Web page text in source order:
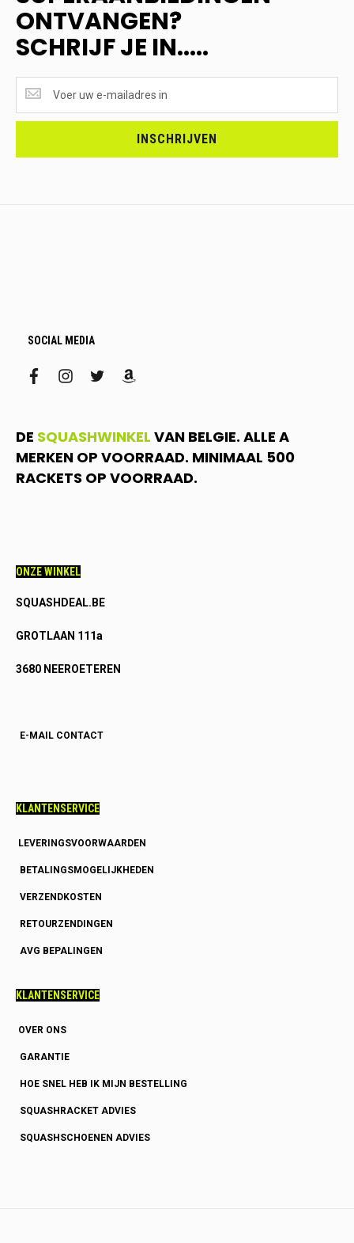
ONTVANGEN?
SCHRIJF JE IN.....
ONTVANGEN?
<br>SCHRIJF
INSCHRIJVEN
SOCIAL MEDIA
facebookinstagram
twitteramazon
DE SQUASHWINKEL VAN BELGIE. ALLE A
MERKEN OP VOORRAAD. MINIMAAL 500
RACKETS OP VOORRAAD.
ONZE WINKEL
SQUASHDEAL.BE
GROTLAAN 111a
3680 NEEROETEREN
E-MAIL CONTACT
KLANTENSERVICE
LEVERINGSVOORWAARDEN
BETALINGSMOGELIJKHEDEN
VERZENDKOSTEN
RETOURZENDINGEN
AVG BEPALINGEN
KLANTENSERVICE
OVER ONS
GARANTIE
HOE SNEL HEB IK MIJN BESTELLING
SQUASHRACKET ADVIES
SQUASHSCHOENEN ADVIES